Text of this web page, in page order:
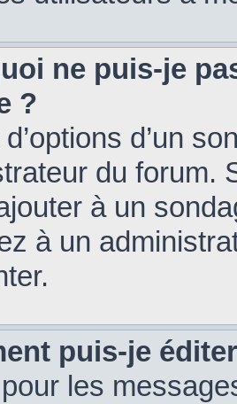
ne puis-je
?
d’un
du forum.
à un
à un
puis-je
les